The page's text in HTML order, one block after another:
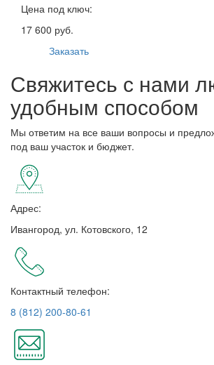
Цена под ключ:
17 600 руб.
Заказать
Свяжитесь с нами
удобным способом
Мы ответим на все ваши вопросы и
под ваш участок и бюджет.
Адрес:
Ивангород, ул. Котовского, 12
Контактный телефон:
8 (812) 200-80-61